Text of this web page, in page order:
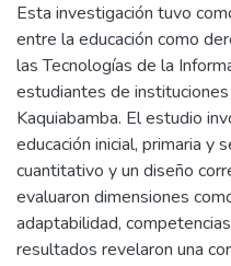
Esta investigación tuvo
entre la educación como
las Tecnologías de la
estudiantes de
Kaquiabamba. El estudio
educación inicial, primaria y
cuantitativo y un diseño
evaluaron dimensiones
adaptabilidad,
resultados revelaron una